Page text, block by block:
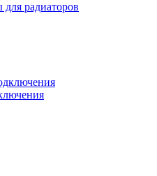
радиаторов